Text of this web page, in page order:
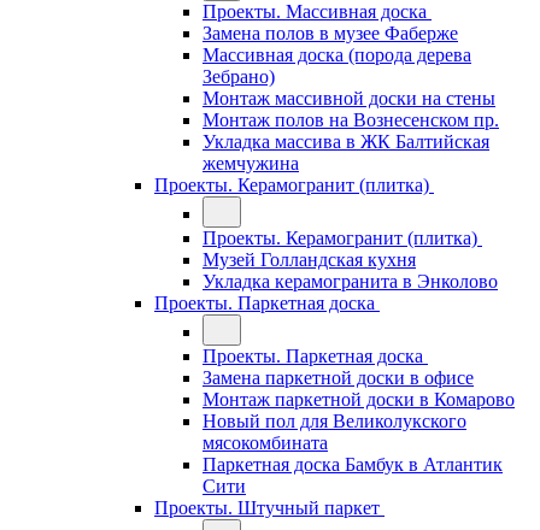
Проекты. Массивная доска
Замена полов в музее Фаберже
Массивная доска (порода дерева
Зебрано)
Монтаж массивной доски на стены
Монтаж полов на Вознесенском пр.
Укладка массива в ЖК Балтийская
жемчужина
Проекты. Керамогранит (плитка)
Проекты. Керамогранит (плитка)
Музей Голландская кухня
Укладка керамогранита в Энколово
Проекты. Паркетная доска
Проекты. Паркетная доска
Замена паркетной доски в офисе
Монтаж паркетной доски в Комарово
Новый пол для Великолукского
мясокомбината
Паркетная доска Бамбук в Атлантик
Сити
Проекты. Штучный паркет